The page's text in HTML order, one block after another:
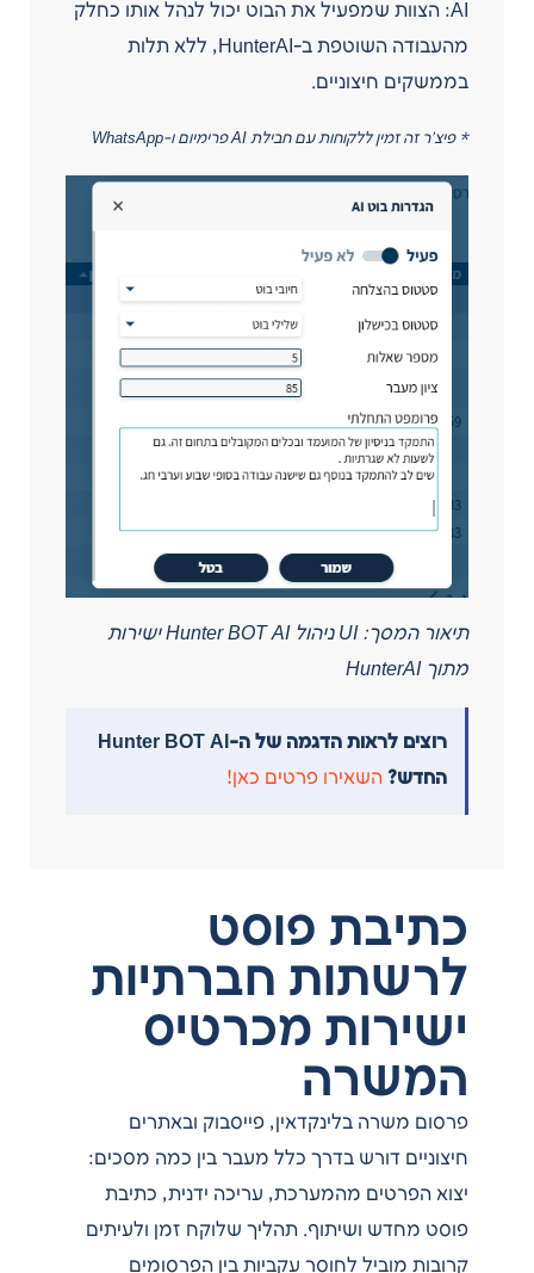
AI: הצוות שמפעיל את הבוט יכול לנהל אותו כחלק
מהעבודה השוטפת ב-HunterAI, ללא תלות
בממשקים חיצוניים.
* פיצ’ר זה זמין ללקוחות עם חבילת AI פרימיום ו-WhatsApp
תיאור המסך: UI ניהול Hunter BOT AI ישירות
מתוך HunterAI
רוצים לראות הדגמה של ה-Hunter BOT AI
החדש? השאירו פרטים כאן!
כתיבת פוסט
לרשתות חברתיות
ישירות מכרטיס
המשרה
פרסום משרה בלינקדאין, פייסבוק ובאתרים
חיצוניים דורש בדרך כלל מעבר בין כמה מסכים:
יצוא הפרטים מהמערכת, עריכה ידנית, כתיבת
פוסט מחדש ושיתוף. תהליך שלוקח זמן ולעיתים
קרובות מוביל לחוסר עקביות בין הפרסומים